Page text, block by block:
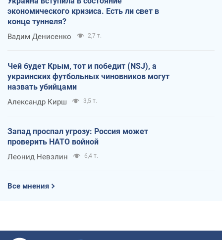
экономического кризиса. Есть ли свет в
конце туннеля?
Вадим Денисенко 2,7 т.
Чей будет Крым, тот и победит (NSJ), а
украинских футбольных чиновников могут
назвать убийцами
Александр Кирш 3,5 т.
Запад проспал угрозу: Россия может
проверить НАТО войной
Леонид Невзлин 6,4 т.
Все мнения